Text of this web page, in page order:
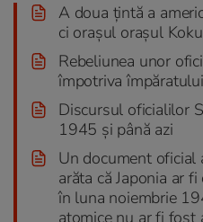
A doua țintă a
ci orașul orașul
Rebeliunea unor
împotriva
Discursul oficialilor
1945 și până azi
Un document oficial
arăta că Japonia ar
în luna noiembrie
atomice nu ar fi fost